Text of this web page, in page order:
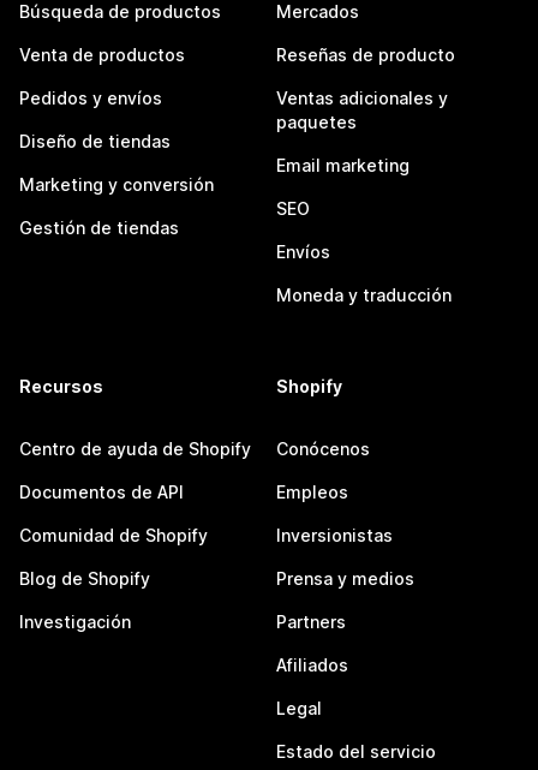
Búsqueda de productos
Venta de productos
Pedidos y envíos
Diseño de tiendas
Marketing y conversión
Gestión de tiendas
Mercados
Reseñas de producto
Ventas adicionales y
paquetes
Email marketing
SEO
Envíos
Moneda y traducción
Recursos
Centro de ayuda de Shopify
Documentos de API
Comunidad de Shopify
Blog de Shopify
Investigación
Shopify
Conócenos
Empleos
Inversionistas
Prensa y medios
Partners
Afiliados
Legal
Estado del servicio